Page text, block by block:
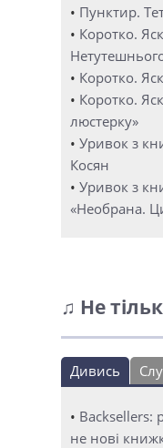
• Пунктир.
• Коротко.
• Коротко.
• Коротко.
люстерку»
• Уривок з
Косян
• Уривок з
«Необрана.
♫ Не
Дивись
• Backsellers:
не нові